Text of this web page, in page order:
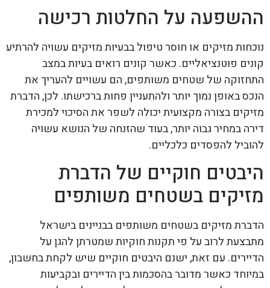
ההשפעה על החלטות רכישה
נוכחות מזיקים או חוסר טיפול בבעיות מזיקים עשויה להרתיע
קונים פוטנציאליים. כאשר קונים רואים בעיות במצב
התחזוקה של שטחים משותפים, הם עשויים להעריך את
הנכס באופן נמוך יותר ולהתעניין פחות ברכישתו. לכן, הדברת
מזיקים בצורה מקצועית יכולה לשפר את הסיכוי למכירת
דירה במחיר גבוה יותר, בעוד שהזנחה של הנושא עשויה
להוביל להפסדים כלכליים.
היבטים חוקיים של הדברת
מזיקים בשטחים משותפים
הדברת מזיקים בשטחים משותפים בבניינים בישראל
מתבצעת לרוב על פי תקנות חוקיות שמטרתן להגן על
הדיירים. עם זאת, ישנם היבטים חוקיים שיש לקחת בחשבון,
במיוחד כאשר מדובר בהסכמות בין הדיירים ובקביעות